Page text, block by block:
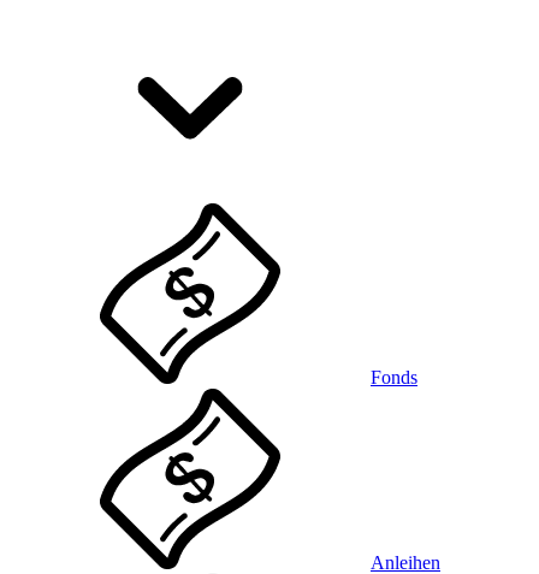
Fonds
Anleihen